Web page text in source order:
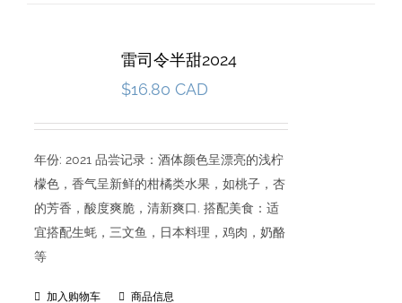
雷司令半甜2024
$16.80 CAD
年份: 2021 品尝记录：酒体颜色呈漂亮的浅柠
檬色，香气呈新鲜的柑橘类水果，如桃子，杏
的芳香，酸度爽脆，清新爽口. 搭配美食：适
宜搭配生蚝，三文鱼，日本料理，鸡肉，奶酪
等
加入购物车 商品信息